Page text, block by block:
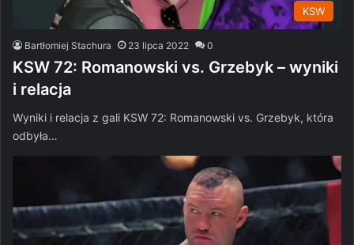
KSW
Bartłomiej Stachura 23 lipca 2022 0
KSW 72: Romanowski vs. Grzebyk – wyniki
i relacja
Wyniki i relacja z gali KSW 72: Romanowski vs. Grzebyk, która
odbyła…